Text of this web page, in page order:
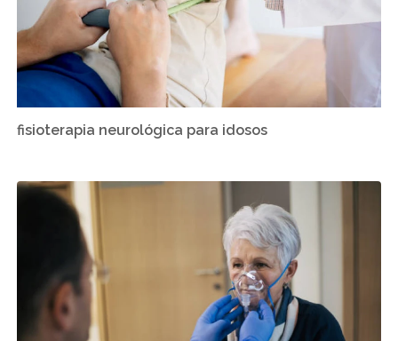
fisioterapia neurológica para idosos